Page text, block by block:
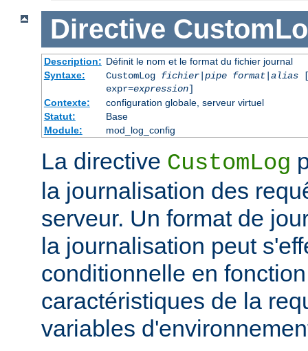
Directive
Description: Définit le nom et le format du fichier journal
Syntaxe:
CustomLog fichier|pipe format|alias
expr=expression]
Contexte:
configuration globale, serveur virtuel
Statut:
Base
Module:
mod_log_config
La directive CustomLog
la journalisation des
serveur. Un format de
la journalisation peut
conditionnelle en
caractéristiques de la
variables